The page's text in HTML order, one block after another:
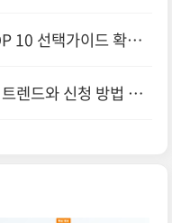
10 선택가이드 확인
렌드와 신청 방법 안